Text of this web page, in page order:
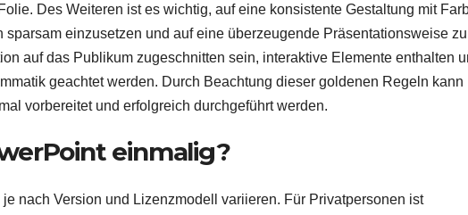
Des Weiteren ist es wichtig, auf eine konsistente Gestaltung mit
sparsam einzusetzen und auf eine überzeugende Präsentationsweise zu
auf das Publikum zugeschnitten sein, interaktive Elemente enthalten
geachtet werden. Durch Beachtung dieser goldenen Regeln kann
vorbereitet und erfolgreich durchgeführt werden.
einmalig?
nach Version und Lizenzmodell variieren. Für Privatpersonen ist